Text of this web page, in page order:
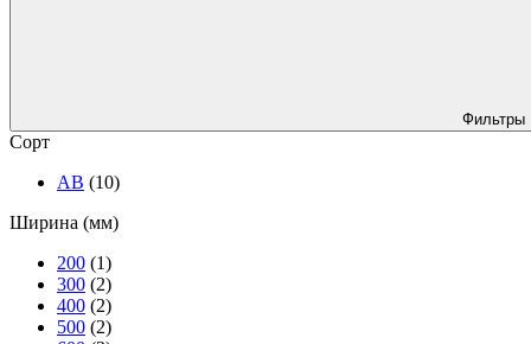
Фильтры
Сорт
АВ (10)
Ширина (мм)
200 (1)
300 (2)
400 (2)
500 (2)